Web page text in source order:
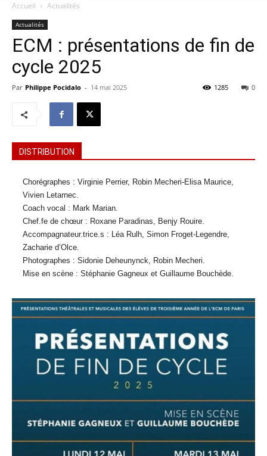
Accueil Actualités
Actualités
ECM : présentations de fin de
cycle 2025
Par Philippe Pocidalo - 14 mai 2025 0
1285
DISTRIBUTION
Chorégraphes : Virginie Perrier, Robin Mecheri-Elisa Maurice,
Vivien Letarnec.
Coach vocal : Mark Marian.
Chef.fe de chœur : Roxane Paradinas, Benjy Rouire.
Accompagnateur.trice.s : Léa Rulh, Simon Froget-Legendre,
Zacharie d’Olce.
Photographes : Sidonie Deheunynck, Robin Mecheri.
Mise en scène : Stéphanie Gagneux et Guillaume Bouchède.